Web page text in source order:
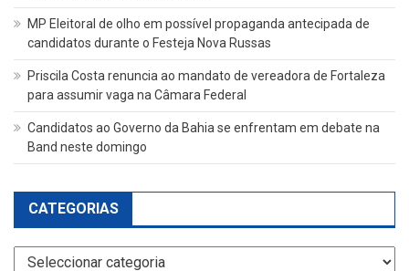
MP Eleitoral de olho em possível propaganda antecipada de
candidatos durante o Festeja Nova Russas
Priscila Costa renuncia ao mandato de vereadora de Fortaleza
para assumir vaga na Câmara Federal
Candidatos ao Governo da Bahia se enfrentam em debate na
Band neste domingo
CATEGORIAS
Categorias